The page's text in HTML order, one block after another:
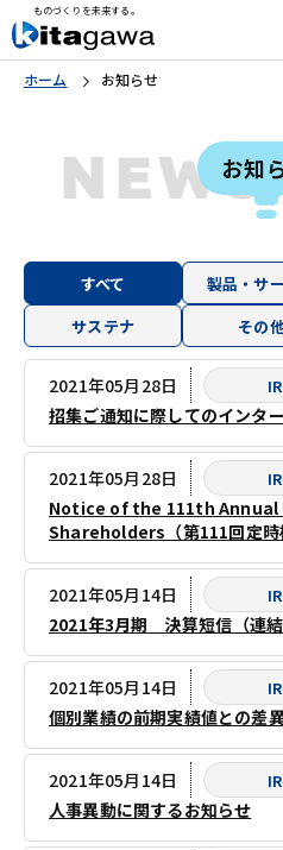
ものづくりを未来する。
ホーム お知らせ
お知
すべて 製品・サ
サステナ
その
2021年05月28日 IR
招集ご通知に際してのインタ
2021年05月28日 IR
Notice of the 111th
Shareholders（第111回定
2021年05月14日
IR
2021年3月期 決算短信（連結
2021年05月14日 IR
個別業績の前期実績値との差
2021年05月14日 IR
人事異動に関するお知らせ